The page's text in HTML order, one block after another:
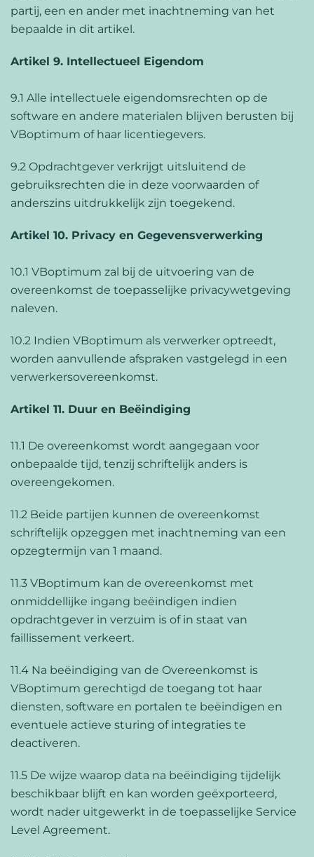
partij, een en ander met inachtneming van het
bepaalde in dit artikel.
Artikel 9. Intellectueel Eigendom
9.1 Alle intellectuele eigendomsrechten op de
software en andere materialen blijven berusten bij
VBoptimum of haar licentiegevers.
9.2 Opdrachtgever verkrijgt uitsluitend de
gebruiksrechten die in deze voorwaarden of
anderszins uitdrukkelijk zijn toegekend.
Artikel 10. Privacy en Gegevensverwerking
10.1 VBoptimum zal bij de uitvoering van de
overeenkomst de toepasselijke privacywetgeving
naleven.
10.2 Indien VBoptimum als verwerker optreedt,
worden aanvullende afspraken vastgelegd in een
verwerkersovereenkomst.
Artikel 11. Duur en Beëindiging
11.1 De overeenkomst wordt aangegaan voor
onbepaalde tijd, tenzij schriftelijk anders is
overeengekomen.
11.2 Beide partijen kunnen de overeenkomst
schriftelijk opzeggen met inachtneming van een
opzegtermijn van 1 maand.
11.3 VBoptimum kan de overeenkomst met
onmiddellijke ingang beëindigen indien
opdrachtgever in verzuim is of in staat van
faillissement verkeert.
11.4 Na beëindiging van de Overeenkomst is
VBoptimum gerechtigd de toegang tot haar
diensten, software en portalen te beëindigen en
eventuele actieve sturing of integraties te
deactiveren.
11.5 De wijze waarop data na beëindiging tijdelijk
beschikbaar blijft en kan worden geëxporteerd,
wordt nader uitgewerkt in de toepasselijke Service
Level Agreement.